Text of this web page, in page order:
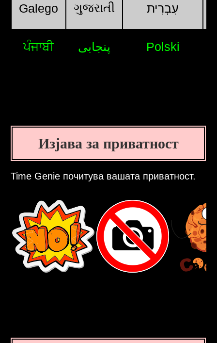
Galego ગુજરાતી עִבְרִית
ਪੰਜਾਬੀ پنجابی Polski
Изјава за приватност
Time Genie почитува вашата приватност.